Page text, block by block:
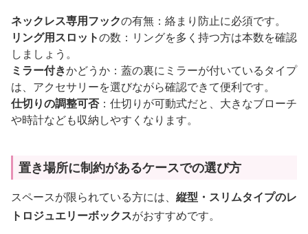
ネックレス専用フックの有無：絡まり防止に必須です。
リング用スロットの数：リングを多く持つ方は本数を確認
しましょう。
ミラー付きかどうか：蓋の裏にミラーが付いているタイプ
は、アクセサリーを選びながら確認できて便利です。
仕切りの調整可否：仕切りが可動式だと、大きなブローチ
や時計なども収納しやすくなります。
置き場所に制約があるケースでの選び方
スペースが限られている方には、 縦型・スリムタイプのレ
トロジュエリーボックスがおすすめです。